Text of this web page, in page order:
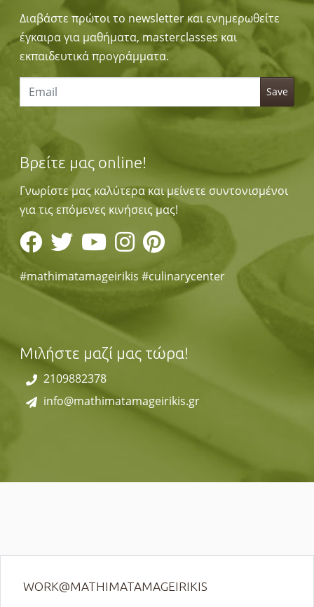
Διαβάστε πρώτοι το newsletter και ενημερωθείτε
έγκαιρα για μαθήματα, masterclasses και
εκπαιδευτικά προγράμματα.
Βρείτε μας online!
Γνωρίστε μας καλύτερα και μείνετε συντονισμένοι
για τις επόμενες κινήσεις μας!
#mathimatamageirikis #culinarycenter
Μιλήστε μαζί μας τώρα!
2109882378
info@mathimatamageirikis.gr
WORK@MATHIMATAMAGEIRIKIS